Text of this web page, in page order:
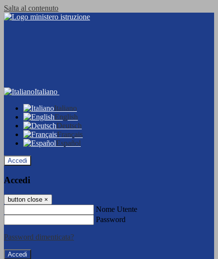
Salta al contenuto
Italiano
Italiano
English
Deutsch
Français
Español
Accedi
Accedi
button close ×
Nome Utente
Password
Password dimenticata?